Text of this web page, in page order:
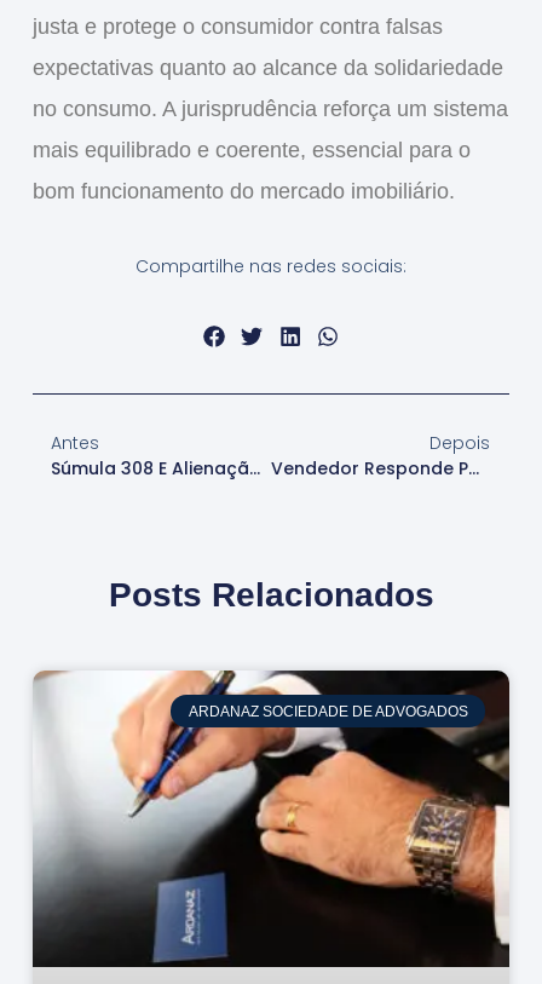
justa e protege o consumidor contra falsas
expectativas quanto ao alcance da solidariedade
no consumo. A jurisprudência reforça um sistema
mais equilibrado e coerente, essencial para o
bom funcionamento do mercado imobiliário.
Compartilhe nas redes sociais:
Antes
Súmula 308 E Alienação Fiduciária: STJ Afasta Aplicação
Depois
Vendedor Responde Por Dívida De Condomínio Após Posse?
Posts Relacionados
ARDANAZ SOCIEDADE DE ADVOGADOS